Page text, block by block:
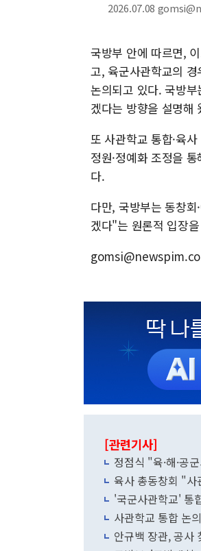
2026.07.08
국방부 안에 따르면,
고, 육군사관학교의
논의되고 있다. 국방
겠다는 방향을 설명해
또 사관학교 통합·육
정원·정예화 조정을
다.
다만, 국방부는 동창
겠다"는 원론적 입장
[관련기사]
정점식 "육·해·공
육사 총동창회 "사
'국군사관학교' 통
사관학교 통합 논
안규백 장관, 공사